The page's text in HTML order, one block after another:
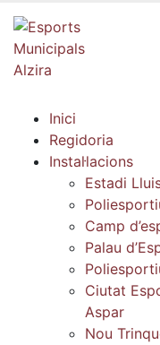
Inici
Regidoria
Instal·lacions
Estadi
Camp
Palau
Ciutat
Aspar
Nou